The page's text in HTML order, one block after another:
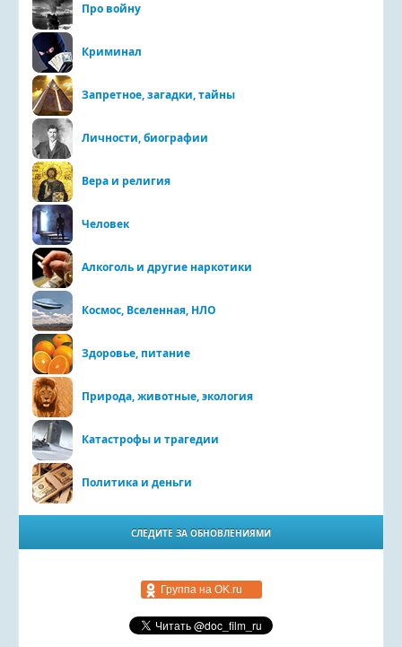
Про войну
Криминал
Запретное, загадки, тайны
Личности, биографии
Вера и религия
Человек
Алкоголь и другие наркотики
Космос, Вселенная, НЛО
Здоровье, питание
Природа, животные, экология
Катастрофы и трагедии
Политика и деньги
СЛЕДИТЕ ЗА ОБНОВЛЕНИЯМИ
Группа на OK.ru